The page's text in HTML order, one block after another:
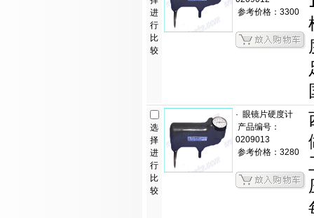
进
行
比
较
参考价格：3300
选
择
进
行
比
较
· 眼镜片硬度计
产品编号：
0209013
参考价格：3280